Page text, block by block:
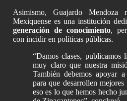
Asimismo, Guajardo
Mexiquense es una institución
generación de conocimiento,
con incidir en políticas públicas.
“Damos clases, publicamos
muy claro que nuestra
También debemos apoyar
para que desarrollen
eso es lo que hemos hecho